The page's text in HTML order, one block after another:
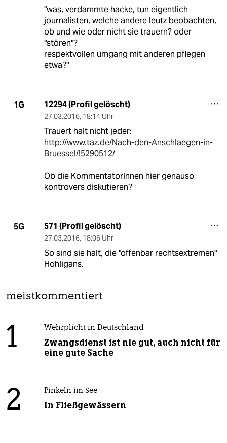
"was, verdammte hacke, tun eigentlich
journalisten, welche andere leutz beobachten,
ob und wie oder nicht sie trauern? oder
"stören"?
respektvollen umgang mit anderen pflegen
etwa?"
1G 12294 (Profil gelöscht)
27.03.2016, 18:14 Uhr
Trauert halt nicht jeder:
http://www.taz.de/Nach-den-Anschlaegen-in-
Bruessel/!5290512/
Ob die KommentatorInnen hier genauso
kontrovers diskutieren?
5G 571 (Profil gelöscht)
27.03.2016, 18:06 Uhr
So sind sie halt, die "offenbar rechtsextremen"
Hohligans.
meistkommentiert
1 Wehrplicht in Deutschland
Zwangsdienst ist nie gut, auch nicht für
eine gute Sache
2 Pinkeln im See
In Fließgewässern